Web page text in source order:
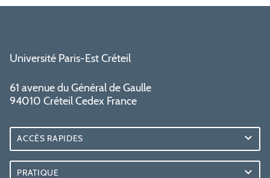
Université Paris-Est Créteil
61 avenue du Général de Gaulle
94010 Créteil Cedex France
ACCÈS RAPIDES
PRATIQUE